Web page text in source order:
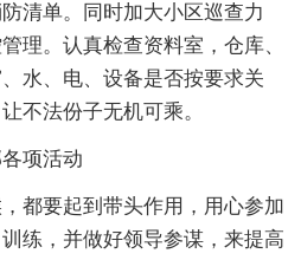
清单。同时加大小区巡查力
理。认真检查资料室，仓库、
水、电、设备是否按要求关
不法份子无机可乘。
项活动
都要起到带头作用，用心参加
练，并做好领导参谋，来提高